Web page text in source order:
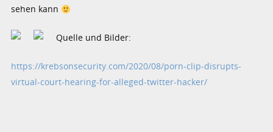
sehen kann
Quelle und Bilder:
https://krebsonsecurity.com/2020/08/porn-clip-disrupts-
virtual-court-hearing-for-alleged-twitter-hacker/